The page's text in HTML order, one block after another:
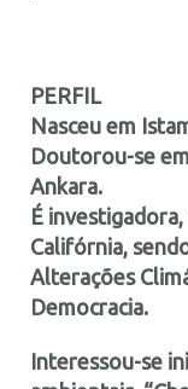
PERFIL
Nasceu em
Doutorou-se
Ankara.
É
Califórnia,
Alterações
Democracia.
Interessou-se